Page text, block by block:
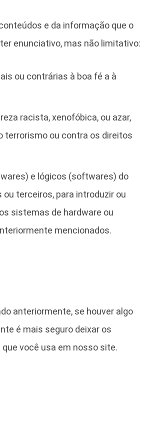
e da informação que o
enunciativo, mas não limitativo:
ou contrárias à boa fé a à
racista, xenofóbica, ou azar,
terrorismo ou contra os direitos
e lógicos (softwares) do
terceiros, para introduzir ou
sistemas de hardware ou
mencionados.
anteriormente, se houver algo
é mais seguro deixar os
você usa em nosso site.